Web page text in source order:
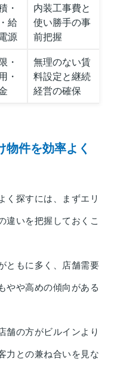
・
給
源
内装工事費と
使い勝手の事
前把握
・
・
無理のない賃
料設定と継続
経営の確保
件を効率よく
く探すには、まずエリ
違いを把握しておくこ
ともに多く、店舗需要
やや高めの傾向がある
舗の方がビルインより
力との兼ね合いを見な